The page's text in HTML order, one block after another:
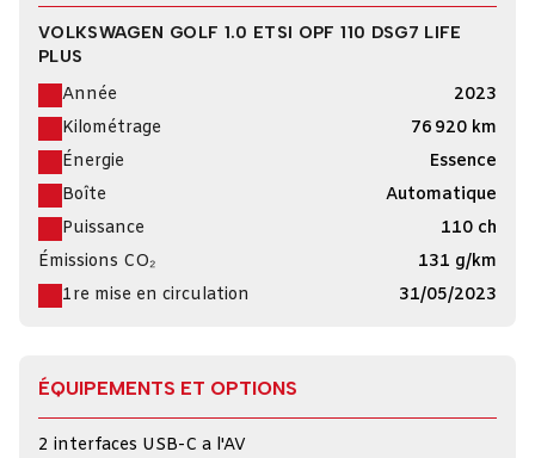
VOLKSWAGEN GOLF 1.0 ETSI OPF 110 DSG7 LIFE
PLUS
Année
2023
Kilométrage
76 920 km
Énergie
Essence
Boîte
Automatique
Puissance
110 ch
Émissions CO₂
131 g/km
1re mise en circulation
31/05/2023
ÉQUIPEMENTS ET OPTIONS
2 interfaces USB-C a l'AV